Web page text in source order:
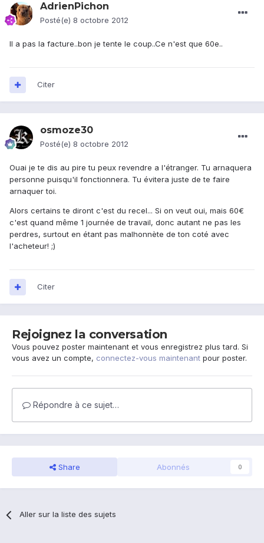
AdrienPichon
Posté(e) 8 octobre 2012
Il a pas la facture..bon je tente le coup..Ce n'est que 60e..
Citer
osmoze30
Posté(e) 8 octobre 2012
Ouai je te dis au pire tu peux revendre a l'étranger. Tu arnaquera
personne puisqu'il fonctionnera. Tu évitera juste de te faire
arnaquer toi.
Alors certains te diront c'est du recel... Si on veut oui, mais 60€
c'est quand même 1 journée de travail, donc autant ne pas les
perdres, surtout en étant pas malhonnète de ton coté avec
l'acheteur! ;)
Citer
Rejoignez la conversation
Vous pouvez poster maintenant et vous enregistrez plus tard. Si
vous avez un compte, connectez-vous maintenant pour poster.
Répondre à ce sujet…
Share Abonnés 0
Aller sur la liste des sujets